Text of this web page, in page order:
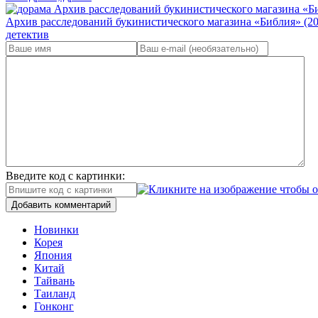
Архив расследований букинистического магазина «Библия»
детектив
Введите код с картинки:
Добавить комментарий
Новинки
Корея
Япония
Китай
Тайвань
Таиланд
Гонконг